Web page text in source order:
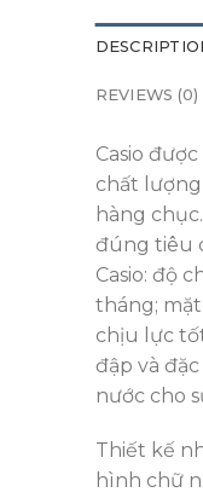
REVIEWS (0)
Casio
chất
hàng
đúng tiêu
Casio: độ
tháng;
chịu lực
đập và
nước cho
Thiết kế
hình chữ